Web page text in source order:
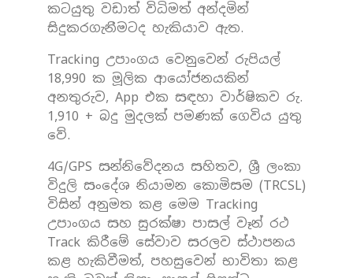
කටයුතු වඩාත් විධිමත් අන්දමින්
සිදුකරගැනීමටද හැකියාව ඇත.
Tracking උපාංගය වෙනුවෙන් රුපියල්
18,990 ක මූලික ආයෝජනයකින්
අනතුරුව, App එක සඳහා වාර්ෂිකව රු.
1,910 + බදු මුදලක් පමණක් ගෙවිය යුතු
වේ.
4G/GPS සන්නිවේදනය සහිතව, ශ්‍රී ලංකා
විදුලි සංදේශ නියාමන කොමිසම (TRCSL)
විසින් අනුමත කළ මෙම Tracking
උපාංගය සහ සුරක්ෂා පාසල් වෑන් රථ
Track කිරීමේ සේවාව සරලව ස්ථාපනය
කළ හැකිවීමත්, පහසුවෙන් භාවිතා කළ